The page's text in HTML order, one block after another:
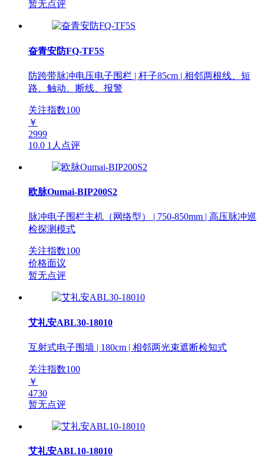
暂无点评
奋青安防FQ-TF5S
防跨带脉冲电压电子围栏 | 杆子85cm | 相邻两根线、短
路、触动、断线、报警
关注指数100
￥
2999
10.0 1人点评
欧脉Oumai-BIP200S2
脉冲电子围栏主机（网络型） | 750-850mm | 高压脉冲巡
检探测模式
关注指数100
价格面议
暂无点评
艾礼安ABL30-18010
互射式电子围墙 | 180cm | 相邻两光束遮断检知式
关注指数100
￥
4730
暂无点评
艾礼安ABL10-18010